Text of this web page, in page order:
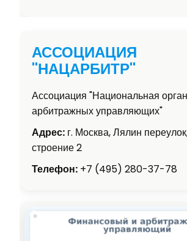
АССОЦИАЦИЯ
"НАЦАРБИТР"
Ассоциация "Национальная
арбитражных управляющих"
Адрес: г. Москва, Лялин
строение 2
Телефон: +7 (495) 280-37-78